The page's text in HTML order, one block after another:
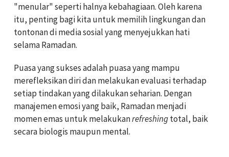
"menular" seperti halnya kebahagiaan. Oleh karena
itu, penting bagi kita untuk memilih lingkungan dan
tontonan di media sosial yang menyejukkan hati
selama Ramadan.
Puasa yang sukses adalah puasa yang mampu
merefleksikan diri dan melakukan evaluasi terhadap
setiap tindakan yang dilakukan seharian. Dengan
manajemen emosi yang baik, Ramadan menjadi
momen emas untuk melakukanrefreshingtotal, baik
secara biologis maupun mental.